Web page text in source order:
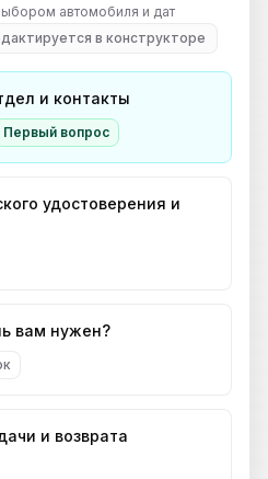
автомобиля и дат
в конструкторе
и контакты
Первый вопрос
удостоверения и
вам нужен?
и возврата